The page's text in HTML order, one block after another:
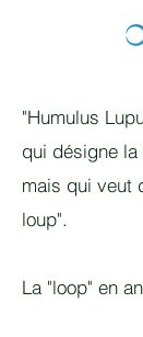
"Humulus
qui désigne
mais qui veut
loup".
La "loop" en